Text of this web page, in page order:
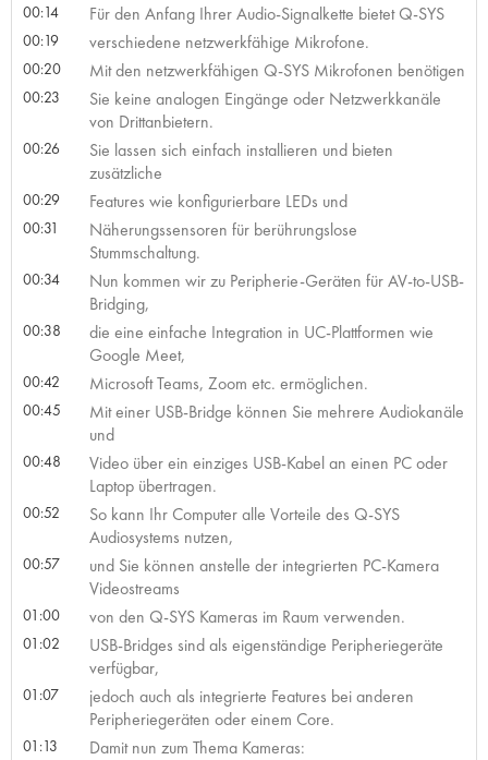
00:14 Für den Anfang Ihrer Audio-Signalkette bietet Q-SYS
00:19 verschiedene netzwerkfähige Mikrofone.
00:20 Mit den netzwerkfähigen Q-SYS Mikrofonen benötigen
00:23
Sie keine analogen Eingänge oder Netzwerkkanäle
von Drittanbietern.
00:26
Sie lassen sich einfach installieren und bieten
zusätzliche
00:29 Features wie konfigurierbare LEDs und
00:31
Näherungssensoren für berührungslose
Stummschaltung.
00:34
Nun kommen wir zu Peripherie-Geräten für AV-to-USB-
Bridging,
00:38
die eine einfache Integration in UC-Plattformen wie
Google Meet,
00:42 Microsoft Teams, Zoom etc. ermöglichen.
00:45
Mit einer USB-Bridge können Sie mehrere Audiokanäle
und
00:48
Video über ein einziges USB-Kabel an einen PC oder
Laptop übertragen.
00:52
So kann Ihr Computer alle Vorteile des Q-SYS
Audiosystems nutzen,
00:57
und Sie können anstelle der integrierten PC-Kamera
Videostreams
01:00 von den Q-SYS Kameras im Raum verwenden.
01:02
USB-Bridges sind als eigenständige Peripheriegeräte
verfügbar,
01:07
jedoch auch als integrierte Features bei anderen
Peripheriegeräten oder einem Core.
01:13 Damit nun zum Thema Kameras: